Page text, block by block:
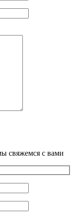
свяжемся с вами